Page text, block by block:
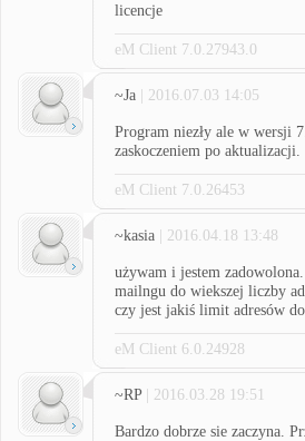
licencje
eM Client 7.0.27943.0
~Ja | 2016.07.03 14:05
Program niezły ale w wersji
zaskoczeniem po aktualizacji.
eM Client 7.0.26453
~kasia | 2016.04.18 13:48
używam i jestem
mailngu do wiekszej liczby
czy jest jakiś limit adresów
eM Client 6.0.24928
~RP | 2016.03.28 19:51
Bardzo dobrze sie zaczyna.